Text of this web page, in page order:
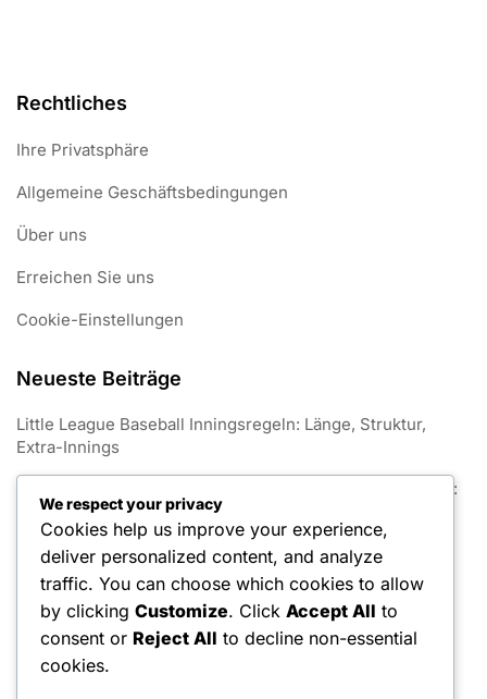
Rechtliches
Ihre Privatsphäre
Allgemeine Geschäftsbedingungen
Über uns
Erreichen Sie uns
Cookie-Einstellungen
Neueste Beiträge
Little League Baseball Inningsregeln: Länge, Struktur,
Extra-Innings
Spezifikationen zur Basisgröße im Little League Baseball:
Abmessungen, Materialien, Sicherheit
Regeln zur Auswahl von Little League Baseball-Teams:
Entwürfe, Sichtungen, Kadergrenzen
Regeln zur Pflege von Little League Baseballfeldern:
Instandhaltung, Sicherheit, Vorschriften
We respect your privacy
Cookies help us improve your experience,
deliver personalized content, and analyze
traffic. You can choose which cookies to allow
by clicking Customize. Click Accept All to
consent or Reject All to decline non-essential
cookies.